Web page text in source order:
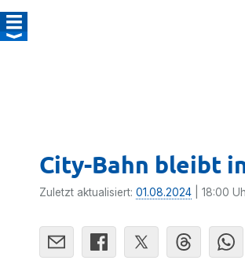
City-Bahn bleibt
Zuletzt aktualisiert: 01.08.2024 | 18:00